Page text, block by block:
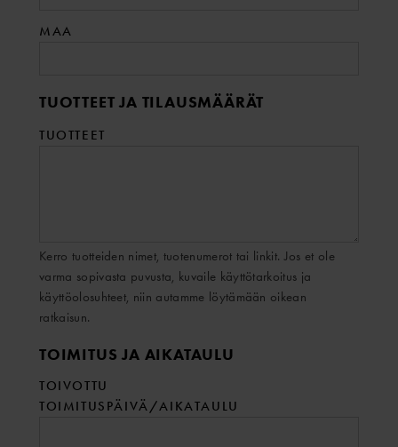
MAA
TUOTTEET JA TILAUSMÄÄRÄT
TUOTTEET
Kerro tuotteiden nimet, tuotenumerot tai linkit. Jos et ole
varma sopivasta puvusta, kuvaile käyttötarkoitus ja
käyttöolosuhteet, niin autamme löytämään oikean
ratkaisun.
TOIMITUS JA AIKATAULU
TOIVOTTU
TOIMITUSPÄIVÄ/AIKATAULU